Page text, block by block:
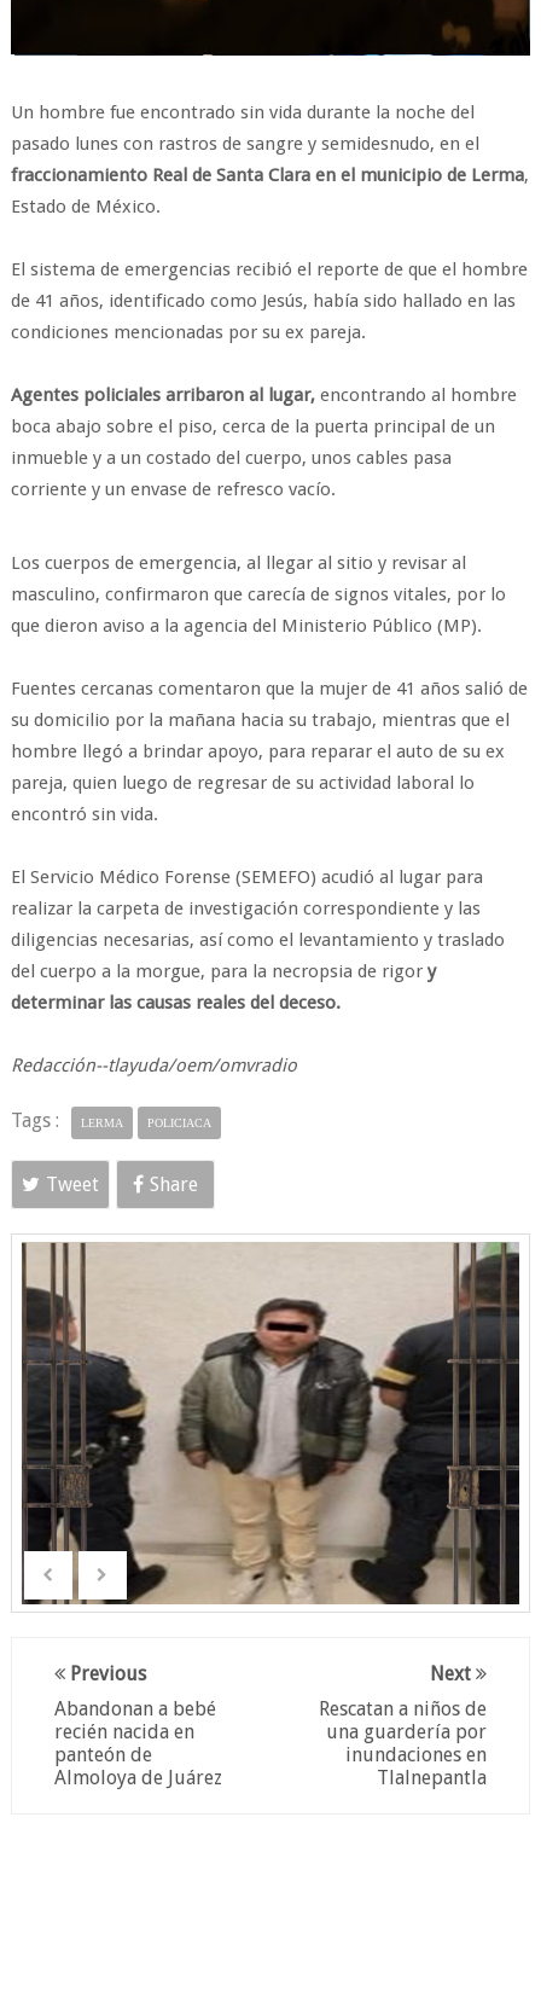
Un hombre fue encontrado sin vida durante la noche del
pasado lunes con rastros de sangre y semidesnudo, en el
fraccionamiento Real de Santa Clara en el municipio de Lerma,
Estado de México.
El sistema de emergencias recibió el reporte de que el hombre
de 41 años, identificado como Jesús, había sido hallado en las
condiciones mencionadas por su ex pareja.
Agentes policiales arribaron al lugar, encontrando al hombre
boca abajo sobre el piso, cerca de la puerta principal de un
inmueble y a un costado del cuerpo, unos cables pasa
corriente y un envase de refresco vacío.
Los cuerpos de emergencia, al llegar al sitio y revisar al
masculino, confirmaron que carecía de signos vitales, por lo
que dieron aviso a la agencia del Ministerio Público (MP).
Fuentes cercanas comentaron que la mujer de 41 años salió de
su domicilio por la mañana hacia su trabajo, mientras que el
hombre llegó a brindar apoyo, para reparar el auto de su ex
pareja, quien luego de regresar de su actividad laboral lo
encontró sin vida.
El Servicio Médico Forense (SEMEFO) acudió al lugar para
realizar la carpeta de investigación correspondiente y las
diligencias necesarias, así como el levantamiento y traslado
del cuerpo a la morgue, para la necropsia de rigor y
determinar las causas reales del deceso.
Redacción--tlayuda/oem/omvradio
Tags : LERMA POLICIACA
Tweet Share
Next
Rescatan a niños de
una guardería por
inundaciones en
Tlalnepantla
Previous
Abandonan a bebé
recién nacida en
panteón de
Almoloya de Juárez